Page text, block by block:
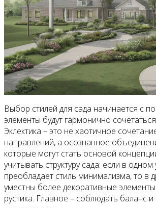
Выбор стилей для сада начинается с
элементы будут гармонично
Эклектика – это не хаотичное
направлений, а осознанное
которые могут стать основой
учитывать структуру сада: если в одном
преобладает стиль минимализма, то в
уместны более декоративные
рустика. Главное – соблюдать баланс